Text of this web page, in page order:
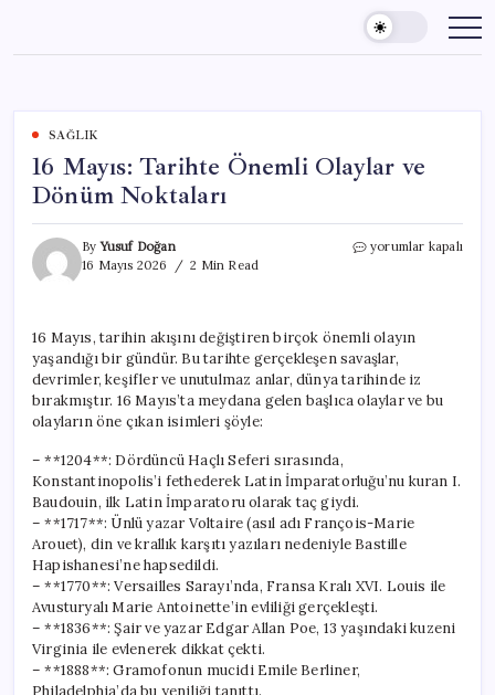
content
SAĞLIK
16 Mayıs: Tarihte Önemli Olaylar ve
Dönüm Noktaları
ByYusuf Doğan
16 Mayıs 2026
2 Min Read
16
ve
Dönüm
Noktaları
için
yorumlar kapalı
16 Mayıs, tarihin akışını değiştiren birçok önemli olayın
yaşandığı bir gündür. Bu tarihte gerçekleşen savaşlar,
devrimler, keşifler ve unutulmaz anlar, dünya tarihinde iz
bırakmıştır. 16 Mayıs’ta meydana gelen başlıca olaylar ve bu
olayların öne çıkan isimleri şöyle:
– **1204**: Dördüncü Haçlı Seferi sırasında,
Konstantinopolis’i fethederek Latin İmparatorluğu’nu kuran I.
Baudouin, ilk Latin İmparatoru olarak taç giydi.
– **1717**: Ünlü yazar Voltaire (asıl adı François-Marie
Arouet), din ve krallık karşıtı yazıları nedeniyle Bastille
Hapishanesi’ne hapsedildi.
– **1770**: Versailles Sarayı’nda, Fransa Kralı XVI. Louis ile
Avusturyalı Marie Antoinette’in evliliği gerçekleşti.
– **1836**: Şair ve yazar Edgar Allan Poe, 13 yaşındaki kuzeni
Virginia ile evlenerek dikkat çekti.
– **1888**: Gramofonun mucidi Emile Berliner,
Philadelphia’da bu yeniliği tanıttı.